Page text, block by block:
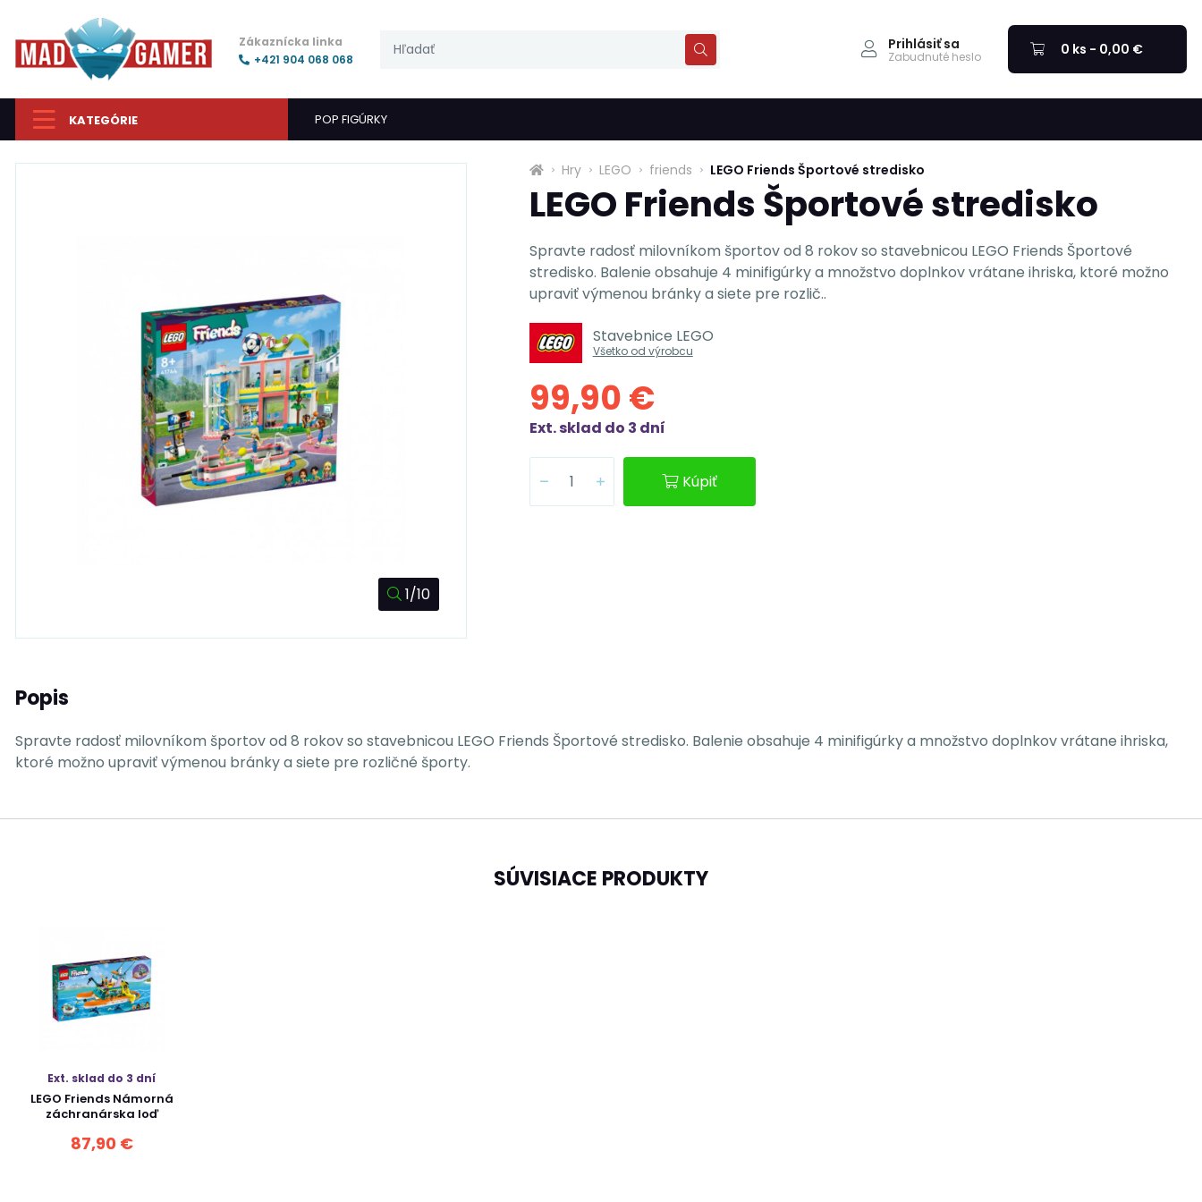
Zákaznícka linka
+421 904 068 068
Prihlásiť sa
Zabudnuté heslo 0 ks - 0,00 €
KATEGÓRIE POP FIGÚRKY
1/10
Hry LEGO friends LEGO Friends Športové stredisko
LEGO Friends Športové stredisko
Spravte radosť milovníkom športov od 8 rokov so stavebnicou LEGO Friends Športové
stredisko. Balenie obsahuje 4 minifigúrky a množstvo doplnkov vrátane ihriska, ktoré možno
upraviť výmenou bránky a siete pre rozlič..
Stavebnice LEGO
Všetko od výrobcu
99,90 €
Ext. sklad do 3 dní
Kúpiť
Popis
Spravte radosť milovníkom športov od 8 rokov so stavebnicou LEGO Friends Športové stredisko. Balenie obsahuje 4 minifigúrky a množstvo doplnkov vrátane ihriska,
ktoré možno upraviť výmenou bránky a siete pre rozličné športy.
SÚVISIACE PRODUKTY
Ext. sklad do 3 dní
LEGO Friends Námorná
záchranárska loď
87,90 €